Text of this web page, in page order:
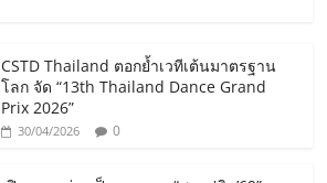
CSTD Thailand ตอกย้ำเวทีเต้นมาตรฐาน
โลก จัด “13th Thailand Dance Grand
Prix 2026”
30/04/2026 0